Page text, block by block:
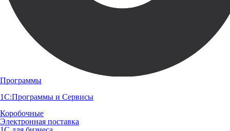
Программы
1С:Программы и Сервисы
Коробочные
Электронная поставка